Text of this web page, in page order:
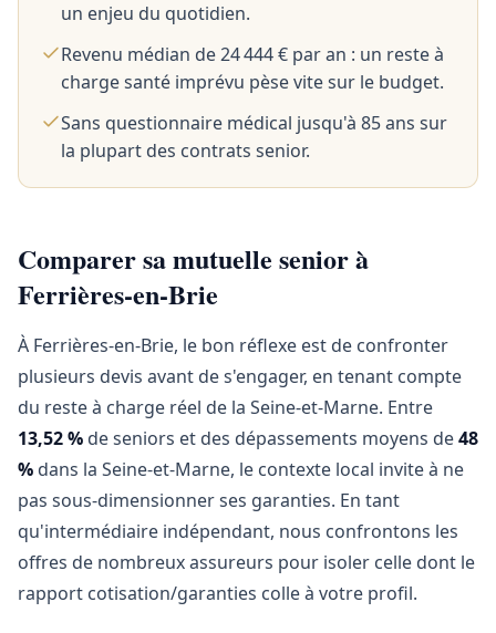
un enjeu du quotidien.
Revenu médian de 24 444 € par an : un reste à
charge santé imprévu pèse vite sur le budget.
Sans questionnaire médical jusqu'à 85 ans sur
la plupart des contrats senior.
Comparer sa mutuelle senior à
Ferrières-en-Brie
À Ferrières-en-Brie, le bon réflexe est de confronter
plusieurs devis avant de s'engager, en tenant compte
du reste à charge réel de la Seine-et-Marne. Entre
13,52 % de seniors et des dépassements moyens de48
% dans la Seine-et-Marne, le contexte local invite à ne
pas sous-dimensionner ses garanties. En tant
qu'intermédiaire indépendant, nous confrontons les
offres de nombreux assureurs pour isoler celle dont le
rapport cotisation/garanties colle à votre profil.